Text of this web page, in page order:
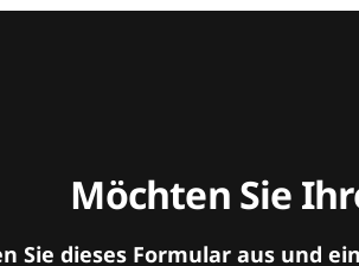
Möchten Sie
Sie dieses Formular aus und